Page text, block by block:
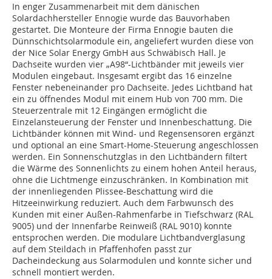
In enger Zusammenarbeit mit dem dänischen
Solardachhersteller Ennogie wurde das Bauvorhaben
gestartet. Die Monteure der Firma Ennogie bauten die
Dünnschichtsolarmodule ein, angeliefert wurden diese von
der Nice Solar Energy GmbH aus Schwäbisch Hall. Je
Dachseite wurden vier „A98“-Lichtbänder mit jeweils vier
Modulen eingebaut. Insgesamt ergibt das 16 einzelne
Fenster nebeneinander pro Dachseite. Jedes Lichtband hat
ein zu öffnendes Modul mit einem Hub von 700 mm. Die
Steuerzentrale mit 12 Eingängen ermöglicht die
Einzelansteuerung der Fenster und Innenbeschattung. Die
Lichtbänder können mit Wind- und Regensensoren ergänzt
und optional an eine Smart-Home-Steuerung angeschlossen
werden. Ein Sonnenschutzglas in den Lichtbändern filtert
die Wärme des Sonnenlichts zu einem hohen Anteil heraus,
ohne die Lichtmenge einzuschränken. In Kombination mit
der innenliegenden Plissee-Beschattung wird die
Hitzeeinwirkung reduziert. Auch dem Farbwunsch des
Kunden mit einer Außen-Rahmenfarbe in Tiefschwarz (RAL
9005) und der Innenfarbe Reinweiß (RAL 9010) konnte
entsprochen werden. Die modulare Lichtbandverglasung
auf dem Steildach in Pfaffenhofen passt zur
Dacheindeckung aus Solarmodulen und konnte sicher und
schnell montiert werden.